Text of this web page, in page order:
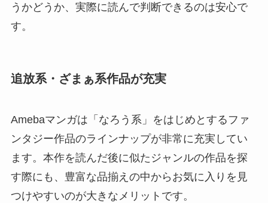
うかどうか、実際に読んで判断できるのは安心で
す。
追放系・ざまぁ系作品が充実
Amebaマンガは「なろう系」をはじめとするファ
ンタジー作品のラインナップが非常に充実してい
ます。本作を読んだ後に似たジャンルの作品を探
す際にも、豊富な品揃えの中からお気に入りを見
つけやすいのが大きなメリットです。